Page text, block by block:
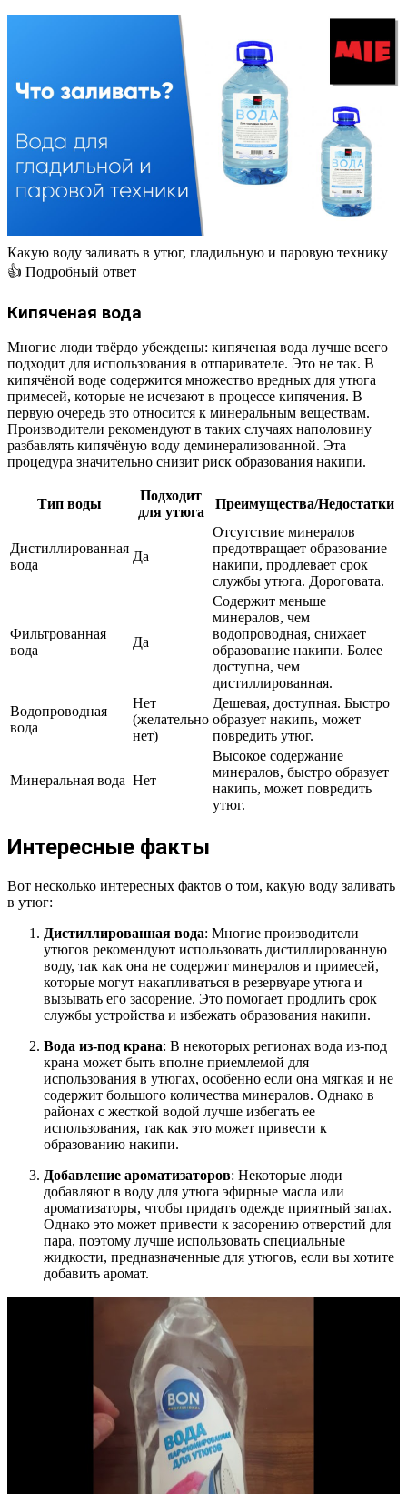
Какую воду заливать в утюг, гладильную и паровую технику
👍 Подробный ответ
Кипяченая вода
Многие люди твёрдо убеждены: кипяченая вода лучше всего
подходит для использования в отпаривателе. Это не так. В
кипячёной воде содержится множество вредных для утюга
примесей, которые не исчезают в процессе кипячения. В
первую очередь это относится к минеральным веществам.
Производители рекомендуют в таких случаях наполовину
разбавлять кипячёную воду деминерализованной. Эта
процедура значительно снизит риск образования накипи.
Тип воды
Подходит
для утюга
Преимущества/Недостатки
Дистиллированная
вода
Да
Отсутствие минералов
предотвращает образование
накипи, продлевает срок
службы утюга. Дороговата.
Фильтрованная
вода
Да
Содержит меньше
минералов, чем
водопроводная, снижает
образование накипи. Более
доступна, чем
дистиллированная.
Водопроводная
вода
Нет
(желательно
нет)
Дешевая, доступная. Быстро
образует накипь, может
повредить утюг.
Минеральная вода Нет
Высокое содержание
минералов, быстро образует
накипь, может повредить
утюг.
Интересные факты
Вот несколько интересных фактов о том, какую воду заливать
в утюг:
Дистиллированная вода: Многие производители
утюгов рекомендуют использовать дистиллированную
воду, так как она не содержит минералов и примесей,
которые могут накапливаться в резервуаре утюга и
вызывать его засорение. Это помогает продлить срок
службы устройства и избежать образования накипи.
Вода из-под крана: В некоторых регионах вода из-под
крана может быть вполне приемлемой для
использования в утюгах, особенно если она мягкая и не
содержит большого количества минералов. Однако в
районах с жесткой водой лучше избегать ее
использования, так как это может привести к
образованию накипи.
Добавление ароматизаторов: Некоторые люди
добавляют в воду для утюга эфирные масла или
ароматизаторы, чтобы придать одежде приятный запах.
Однако это может привести к засорению отверстий для
пара, поэтому лучше использовать специальные
жидкости, предназначенные для утюгов, если вы хотите
добавить аромат.